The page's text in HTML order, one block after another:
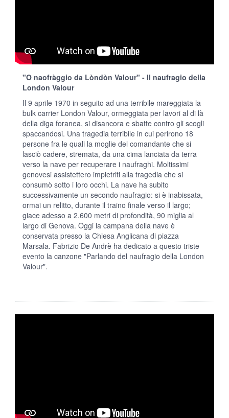
"O naofràggio da Lòndòn Valour" - Il naufragio della
London Valour
Il 9 aprile 1970 in seguito ad una terribile mareggiata la
bulk carrier London Valour, ormeggiata per lavori al di là
della diga foranea, si disancora e sbatte contro gli scogli
spaccandosi. Una tragedia terribile in cui perirono 18
persone fra le quali la moglie del comandante che si
lasciò cadere, stremata, da una cima lanciata da terra
verso la nave per recuperare i naufraghi. Moltissimi
genovesi assistettero impietriti alla tragedia che si
consumò sotto i loro occhi. La nave ha subito
successivamente un secondo naufragio: si è inabissata,
ormai un relitto, durante il traino finale verso il largo;
giace adesso a 2.600 metri di profondità, 90 miglia al
largo di Genova. Oggi la campana della nave è
conservata presso la Chiesa Anglicana di piazza
Marsala. Fabrizio De Andrè ha dedicato a questo triste
evento la canzone "Parlando del naufragio della London
Valour".